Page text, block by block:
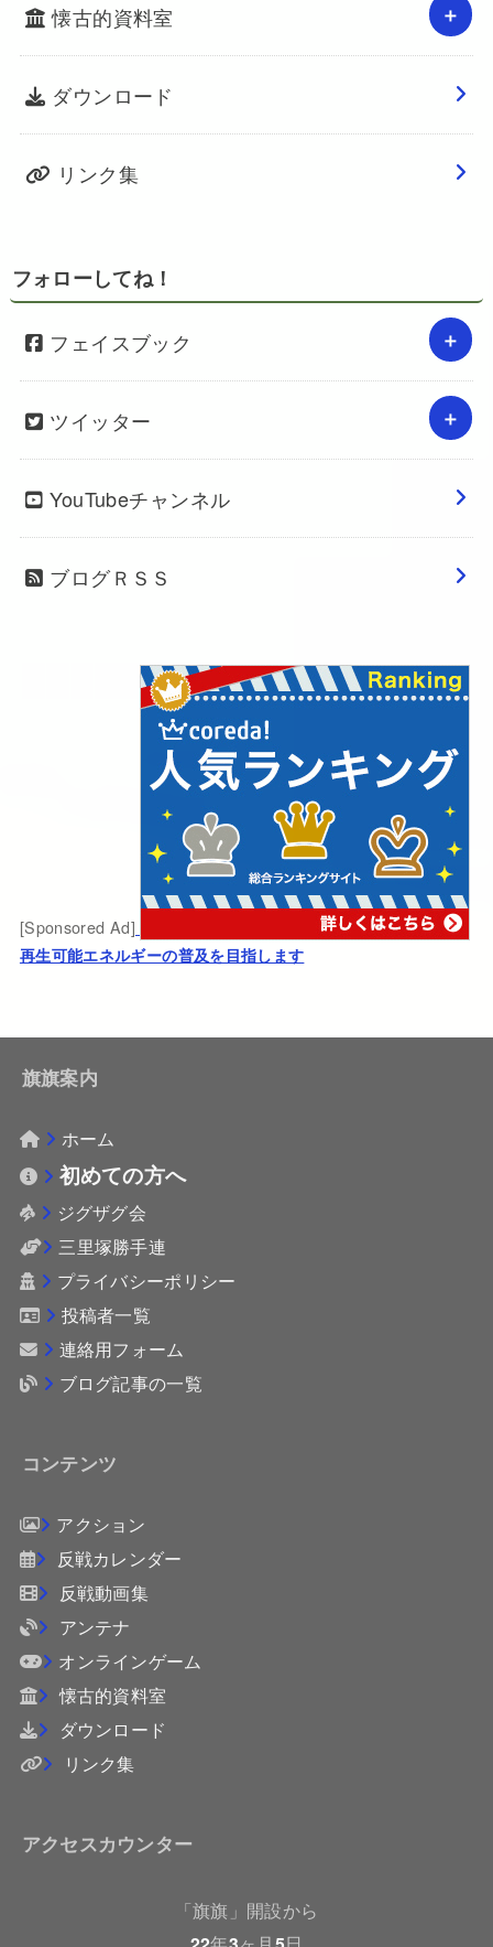
懐古的資料室
ダウンロード
リンク集
フォローしてね！
フェイスブック
ツイッター
YouTubeチャンネル
ブログＲＳＳ
[Sponsored Ad]
再生可能エネルギーの普及を目指します
旗旗案内
ホーム
初めての方へ
ジグザグ会
三里塚勝手連
プライバシーポリシー
投稿者一覧
連絡用フォーム
ブログ記事の一覧
コンテンツ
アクション
反戦カレンダー
反戦動画集
アンテナ
オンラインゲーム
懐古的資料室
ダウンロード
リンク集
アクセスカウンター
「旗旗」開設から